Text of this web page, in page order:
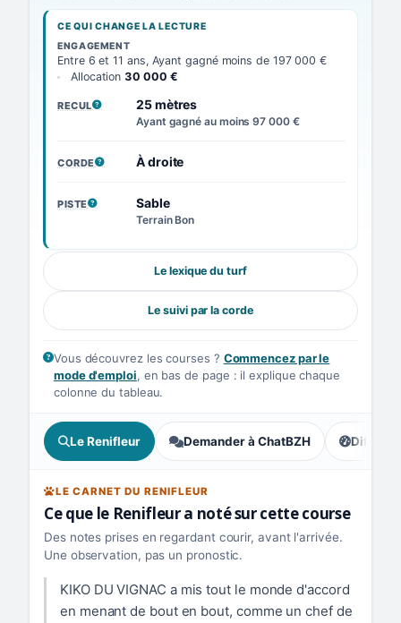
CE QUI CHANGE LA LECTURE
ENGAGEMENT
Entre 6 et 11 ans, Ayant gagné moins de 197 000 €
Allocation 30 000 €
RECUL
, VOIR LA DÉFINITION25 mètres
Ayant gagné au moins 97 000 €
CORDE
, VOIR LA DÉFINITION
À droite
PISTE
, VOIR LA DÉFINITION
Sable
Terrain Bon
Le lexique du turf
Le suivi par la corde
Vous découvrez les courses ? Commencez par le
mode d'emploi, en bas de page : il explique chaque
colonne du tableau.
Le Renifleur Demander à ChatBZH ,
LE CARNET DU RENIFLEUR
Ce que le Renifleur a noté sur cette course
Des notes prises en regardant courir, avant l'arrivée.
Une observation, pas un pronostic.
KIKO DU VIGNAC a mis tout le monde d'accord
en menant de bout en bout, comme un chef de